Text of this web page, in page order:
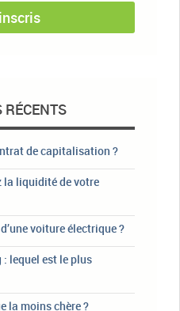
RÉCENTS
de capitalisation ?
la liquidité de votre
voiture électrique ?
lequel est le plus
la moins chère ?